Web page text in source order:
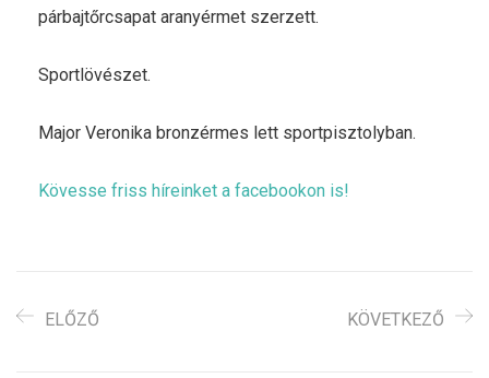
párbajtőrcsapat aranyérmet szerzett.
Sportlövészet.
Major Veronika bronzérmes lett sportpisztolyban.
Kövesse friss híreinket a facebookon is!
ELŐZŐ KÖVETKEZŐ